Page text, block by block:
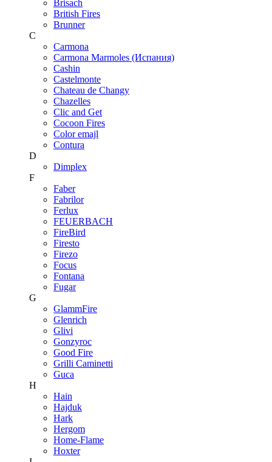
Brisach
British Fires
Brunner
C
Carmona
Carmona Marmoles (Испания)
Cashin
Castelmonte
Chateau de Changy
Chazelles
Clic and Get
Cocoon Fires
Color emajl
Contura
D
Dimplex
F
Faber
Fabrilor
Ferlux
FEUERBACH
FireBird
Firesto
Firezo
Focus
Fontana
Fugar
G
GlammFire
Glenrich
Glivi
Gonzyroc
Good Fire
Grilli Caminetti
Guca
H
Hain
Hajduk
Hark
Hergom
Home-Flame
Hoxter